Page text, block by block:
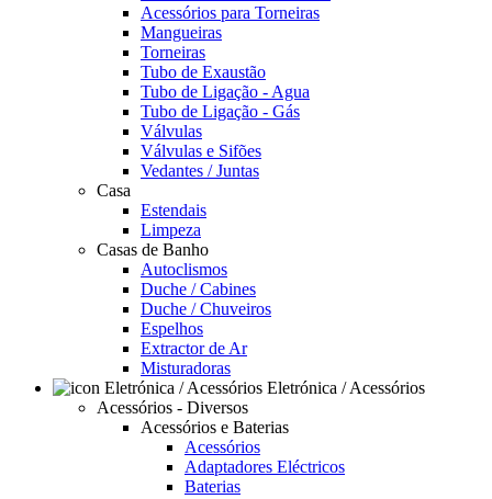
Acessórios para Torneiras
Mangueiras
Torneiras
Tubo de Exaustão
Tubo de Ligação - Agua
Tubo de Ligação - Gás
Válvulas
Válvulas e Sifões
Vedantes / Juntas
Casa
Estendais
Limpeza
Casas de Banho
Autoclismos
Duche / Cabines
Duche / Chuveiros
Espelhos
Extractor de Ar
Misturadoras
Eletrónica / Acessórios
Acessórios - Diversos
Acessórios e Baterias
Acessórios
Adaptadores Eléctricos
Baterias